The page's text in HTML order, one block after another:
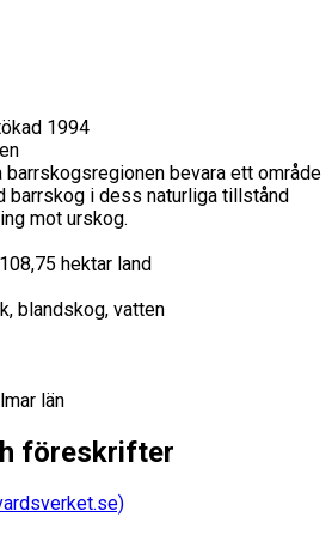
1994
bevara ett område
barrskog i dess naturliga tillstånd
mot urskog.
hektar land
blandskog, vatten
län
föreskrifter